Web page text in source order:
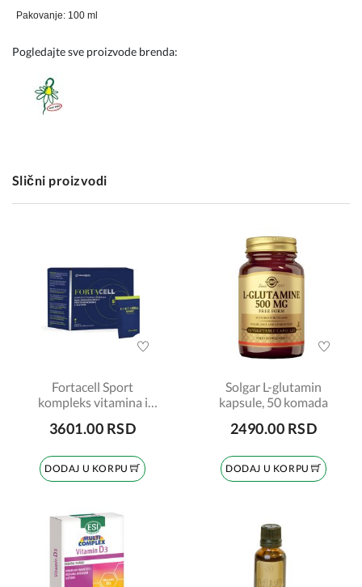
Pakovanje: 100 ml
Pogledajte sve proizvode brenda:
Slični proizvodi
Fortacell Sport
kompleks vitamina i
3601.00 RSD
DODAJ U KORPU
Solgar L-glutamin
kapsule, 50 komada
2490.00 RSD
DODAJ U KORPU